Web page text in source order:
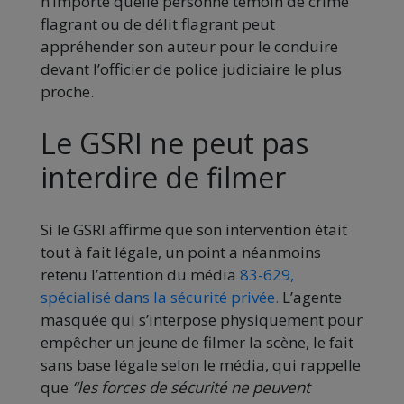
flagrant ou de délit flagrant peut
appréhender son auteur pour le conduire
devant l’officier de police judiciaire le plus
proche.
Le GSRI ne peut pas
interdire de filmer
Si le GSRI affirme que son intervention était
tout à fait légale, un point a néanmoins
retenu l’attention du média 83-629,
spécialisé dans la sécurité privée. L’agente
masquée qui s’interpose physiquement pour
empêcher un jeune de filmer la scène, le fait
sans base légale selon le média, qui rappelle
que “les forces de sécurité ne peuvent